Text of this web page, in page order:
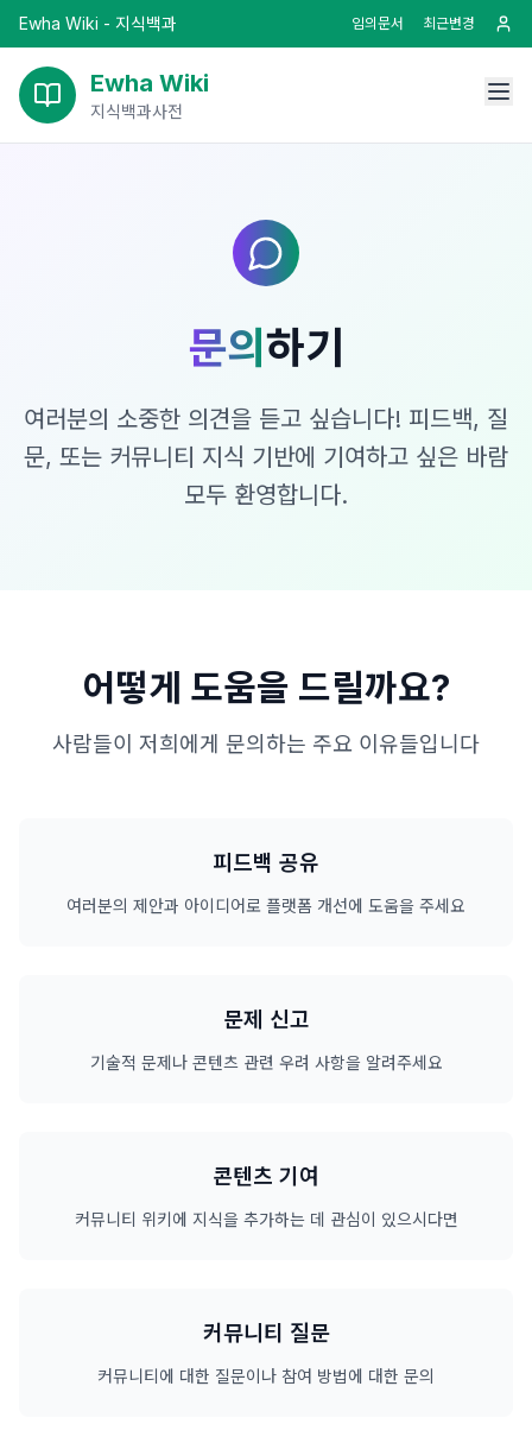
Ewha Wiki - 지식백과 임의문서 최근변경
Ewha Wiki
지식백과사전
문의 하기
여러분의 소중한 의견을 듣고 싶습니다! 피드백, 질
문, 또는 커뮤니티 지식 기반에 기여하고 싶은 바람
모두 환영합니다.
어떻게 도움을 드릴까요?
사람들이 저희에게 문의하는 주요 이유들입니다
피드백 공유
여러분의 제안과 아이디어로 플랫폼 개선에 도움을 주세요
문제 신고
기술적 문제나 콘텐츠 관련 우려 사항을 알려주세요
콘텐츠 기여
커뮤니티 위키에 지식을 추가하는 데 관심이 있으시다면
커뮤니티 질문
커뮤니티에 대한 질문이나 참여 방법에 대한 문의